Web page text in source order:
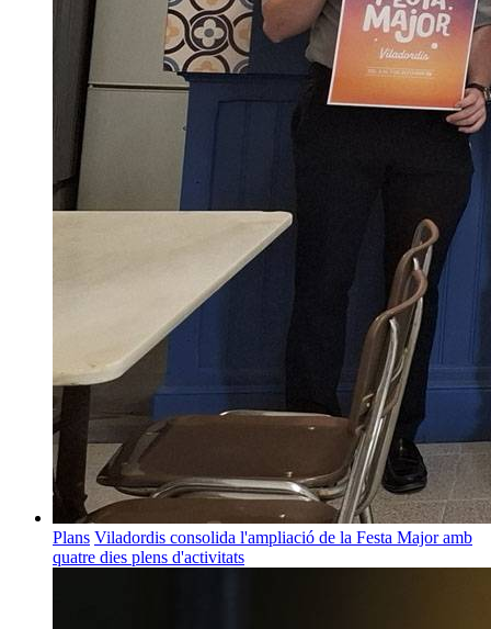
Plans Viladordis consolida l'ampliació de la Festa Major amb
quatre dies plens d'activitats